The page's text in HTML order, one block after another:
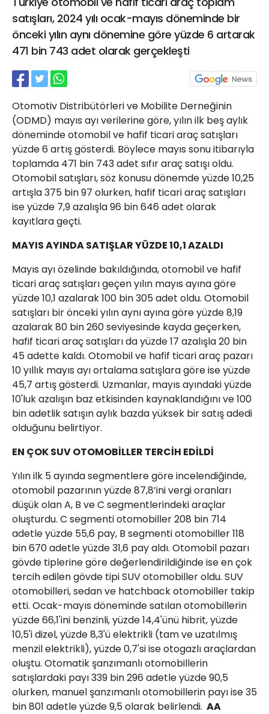
satışları, 2024 yılı ocak-mayıs döneminde bir
önceki yılın aynı dönemine göre yüzde 6 artarak
471 bin 743 adet olarak gerçekleşti
Otomotiv Distribütörleri ve Mobilite Derneğinin
(ODMD) mayıs ayı verilerine göre, yılın ilk beş aylık
döneminde otomobil ve hafif ticari araç satışları
yüzde 6 artış gösterdi. Böylece mayıs sonu itibarıyla
toplamda 471 bin 743 adet sıfır araç satışı oldu.
Otomobil satışları, söz konusu dönemde yüzde 10,25
artışla 375 bin 97 olurken, hafif ticari araç satışları
ise yüzde 7,9 azalışla 96 bin 646 adet olarak
kayıtlara geçti.
MAYIS AYINDA SATIŞLAR YÜZDE 10,1 AZALDI
Mayıs ayı özelinde bakıldığında, otomobil ve hafif
ticari araç satışları geçen yılın mayıs ayına göre
yüzde 10,1 azalarak 100 bin 305 adet oldu. Otomobil
satışları bir önceki yılın aynı ayına göre yüzde 8,19
azalarak 80 bin 260 seviyesinde kayda geçerken,
hafif ticari araç satışları da yüzde 17 azalışla 20 bin
45 adette kaldı. Otomobil ve hafif ticari araç pazarı
10 yıllık mayıs ayı ortalama satışlara göre ise yüzde
45,7 artış gösterdi. Uzmanlar, mayıs ayındaki yüzde
10'luk azalışın baz etkisinden kaynaklandığını ve 100
bin adetlik satışın aylık bazda yüksek bir satış adedi
olduğunu belirtiyor.
EN ÇOK SUV OTOMOBİLLER TERCİH EDİLDİ
Yılın ilk 5 ayında segmentlere göre incelendiğinde,
otomobil pazarının yüzde 87,8’ini vergi oranları
düşük olan A, B ve C segmentlerindeki araçlar
oluşturdu. C segmenti otomobiller 208 bin 714
adetle yüzde 55,6 pay, B segmenti otomobiller 118
bin 670 adetle yüzde 31,6 pay aldı. Otomobil pazarı
gövde tiplerine göre değerlendirildiğinde ise en çok
tercih edilen gövde tipi SUV otomobiller oldu. SUV
otomobilleri, sedan ve hatchback otomobiller takip
etti. Ocak-mayıs döneminde satılan otomobillerin
yüzde 66,1'ini benzinli, yüzde 14,4'ünü hibrit, yüzde
10,5'i dizel, yüzde 8,3'ü elektrikli (tam ve uzatılmış
menzil elektrikli), yüzde 0,7'si ise otogazlı araçlardan
oluştu. Otomatik şanzımanlı otomobillerin
satışlardaki payı 339 bin 296 adetle yüzde 90,5
olurken, manuel şanzımanlı otomobillerin payı ise 35
bin 801 adetle yüzde 9,5 olarak belirlendi. AA
21 Gölcük
02624132333
haber@golcukpostasi.com